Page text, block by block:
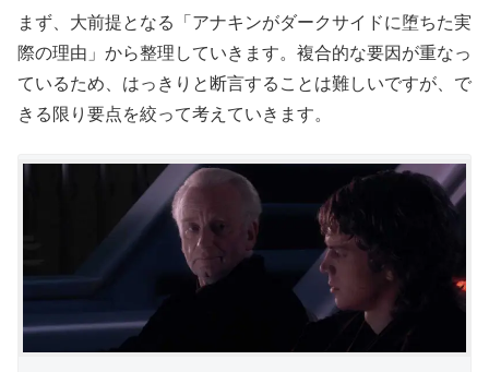
まず、大前提となる「アナキンがダークサイドに堕ちた実
際の理由」から整理していきます。複合的な要因が重なっ
ているため、はっきりと断言することは難しいですが、で
きる限り要点を絞って考えていきます。